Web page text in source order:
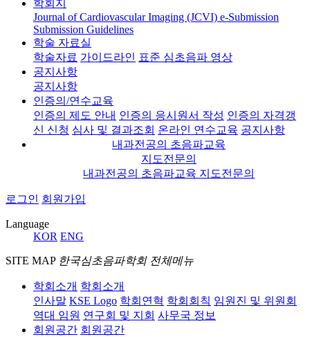
학회지
Journal of Cardiovascular Imaging (JCVI) e-Submission
Submission Guidelines
학술 자료실
학술자료 가이드라인 표준 심초음파 영상
공지사항
공지사항
인증의/연수교육
인증의 제도 안내 인증의 응시원서 작성 인증의 자격갱
신 신청 심사 및 결과조회 온라인 연수교육 공지사항
내과전공의 초음파교육
지도전문의
내과전공의 초음파교육 지도전문의
로그인 회원가입
Language
KOR ENG
SITE MAP 한국심초음파학회 전체메뉴
학회소개 학회소개
인사말 KSE Logo 학회연혁 학회회칙 임원진 및 위원회
역대 임원 연구회 및 지회 사무국 정보
회원공간 회원공간